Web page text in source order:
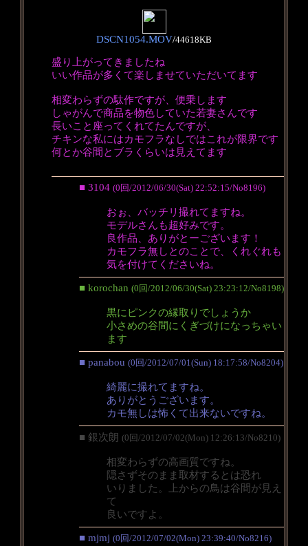
DSCN1054.MOV/44618KB
盛り上がってきましたね
いい作品が多くて楽しませていただいてます
相変わらずの駄作ですが、便乗します
しゃがんで商品を物色していた若妻さんです
長いこと座ってくれてたんですが、
チキンな私にはカモフラなしではこれが限界です
何とか谷間とブラくらいは見えてます
■ 3104 (0回/2012/06/30(Sat) 22:52:15/No8196)
おぉ、バッチリ撮れてますね。
モデルさんも超好みです。
良作品、ありがとーございます！
カモフラ無しとのことで、くれぐれも
気を付けてくださいね。
■ korochan (0回/2012/06/30(Sat) 23:23:12/No8198)
黒にピンクの縁取りでしょうか
小さめの谷間にくぎづけになっちゃい
ます
■ panabou (0回/2012/07/01(Sun) 18:17:58/No8204)
綺麗に撮れてますね。
ありがとうございます。
カモ無しは怖くて出来ないですね。
■ 銀次朗 (0回/2012/07/02(Mon) 12:26:13/No8210)
相変わらずの高画質ですね。
隠さずそのまま取材するとは恐れ
いりました。上からの鳥は谷間が見え
て
良いですよ。
■ mjmj (0回/2012/07/02(Mon) 23:39:40/No8216)